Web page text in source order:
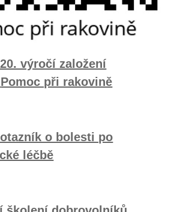
výročí založení
Pomoc při rakovině
o bolesti po
léčbě